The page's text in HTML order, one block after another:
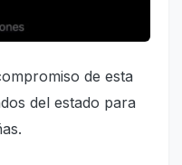
de esta
del estado para